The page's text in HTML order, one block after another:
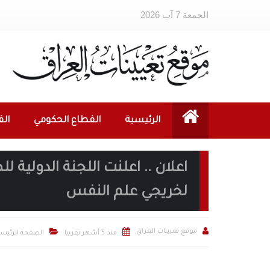
الجمعة 7 آب 2026
الرئيسية القطاع الحكومي
اعلان .. اعلنت اللجنة
لخريجي علم النفس
 موقع تعيينات العراق  منذ 5 أشهر تقريبا  الصفحة